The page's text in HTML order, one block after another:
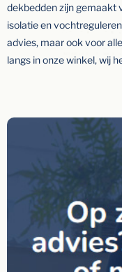
dekbedden zijn gemaakt
isolatie en
advies, maar ook voor
langs in onze winkel, wij